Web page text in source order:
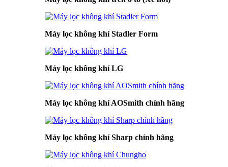
Máy lọc không khí Stadler Form
Máy lọc không khí LG
Máy lọc không khí AOSmith chính hãng
Máy lọc không khí Sharp chính hãng